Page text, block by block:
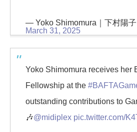
— Yoko Shimomura｜下村陽
March 31, 2025
Yoko Shimomura receives her
Fellowship at the
outstanding contributions to
🎶@midiplex pic.twitter.com/